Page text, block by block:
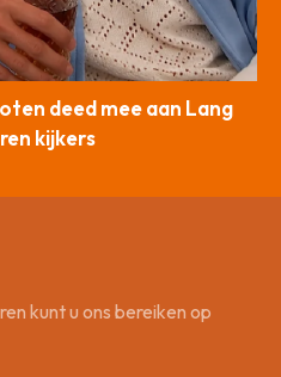
deed mee aan Lang
kijkers
kunt u ons bereiken op